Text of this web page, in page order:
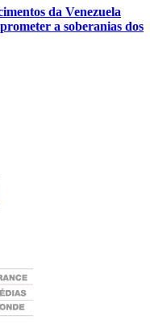
da Venezuela
a soberanias dos